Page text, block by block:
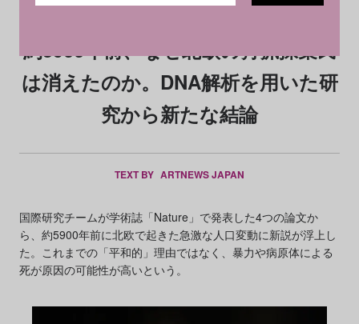
約5900年前、なぜ北欧の狩猟採集民
は消えたのか。DNA解析を用いた研
究から新たな結論
TEXT BY ARTNEWS JAPAN
国際研究チームが学術誌「Nature」で発表した4つの論文か
ら、約5900年前に北欧で起きた急激な人口変動に新説が浮上し
た。これまでの「平和的」理由ではなく、暴力や病原体による
死が原因の可能性が高いという。